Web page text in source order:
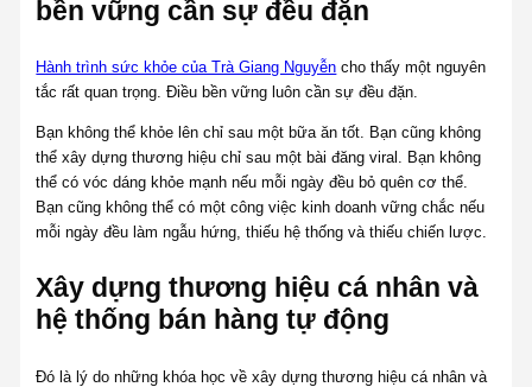
bền vững cần sự đều đặn
Hành trình sức khỏe của Trà Giang Nguyễn cho thấy một nguyên
tắc rất quan trọng. Điều bền vững luôn cần sự đều đặn.
Bạn không thể khỏe lên chỉ sau một bữa ăn tốt. Bạn cũng không
thể xây dựng thương hiệu chỉ sau một bài đăng viral. Bạn không
thể có vóc dáng khỏe mạnh nếu mỗi ngày đều bỏ quên cơ thể.
Bạn cũng không thể có một công việc kinh doanh vững chắc nếu
mỗi ngày đều làm ngẫu hứng, thiếu hệ thống và thiếu chiến lược.
Xây dựng thương hiệu cá nhân và
hệ thống bán hàng tự động
Đó là lý do những khóa học về xây dựng thương hiệu cá nhân và